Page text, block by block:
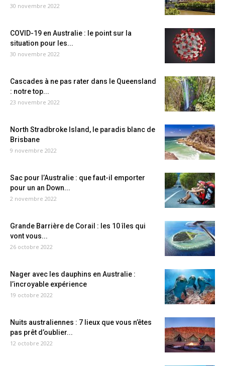
30 novembre 2022
COVID-19 en Australie : le point sur la
situation pour les...
30 novembre 2022
Cascades à ne pas rater dans le Queensland
: notre top...
23 novembre 2022
North Stradbroke Island, le paradis blanc de
Brisbane
9 novembre 2022
Sac pour l’Australie : que faut-il emporter
pour un an Down...
2 novembre 2022
Grande Barrière de Corail : les 10 îles qui
vont vous...
26 octobre 2022
Nager avec les dauphins en Australie :
l’incroyable expérience
19 octobre 2022
Nuits australiennes : 7 lieux que vous n’êtes
pas prêt d’oublier...
12 octobre 2022